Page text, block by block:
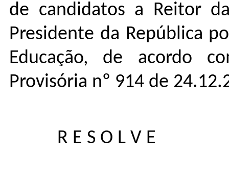
de candidatos a Reitor
Presidente da República
Educação, de acordo
Provisória nº 914 de
R E S O L V E